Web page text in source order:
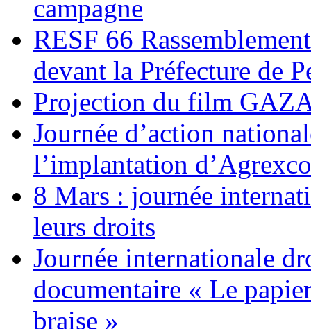
campagne
RESF 66
devant la Préfecture de
Projection du film
Journée d’action
l’implantation d’Agrexco
8 Mars : journée
leurs droits
Journée internationale
documentaire « Le
braise »